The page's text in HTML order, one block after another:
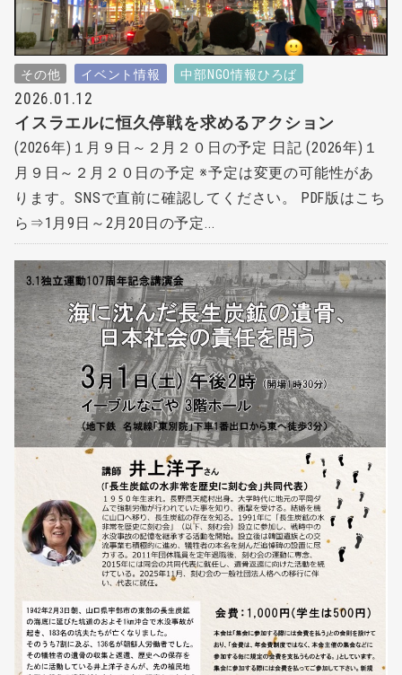
その他 イベント情報 中部NGO情報ひろば
2026.01.12
イスラエルに恒久停戦を求めるアクション
(2026年)１月９日～２月２０日の予定 日記 (2026年)１
月９日～２月２０日の予定 ※予定は変更の可能性があ
ります。SNSで直前に確認してください。 PDF版はこち
ら⇒1月9日～2月20日の予定...